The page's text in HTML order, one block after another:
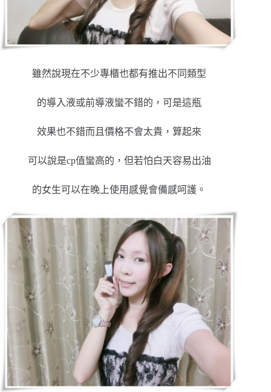
雖然說現在不少專櫃也都有推出不同類型
的導入液或前導液蠻不錯的，可是這瓶
效果也不錯而且價格不會太貴，算起來
可以說是cp值蠻高的，但若怕白天容易出油
的女生可以在晚上使用感覺會備感呵護。